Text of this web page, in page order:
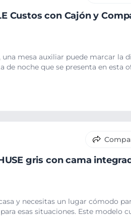
Custos con Cajón y
mesa auxiliar puede marcar la
de noche que se presenta en esta
gris con cama
y necesitas un lugar cómodo
esas situaciones. Este modelo